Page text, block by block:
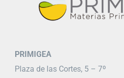
PRIMIGEA
Plaza de las Cortes, 5 – 7º